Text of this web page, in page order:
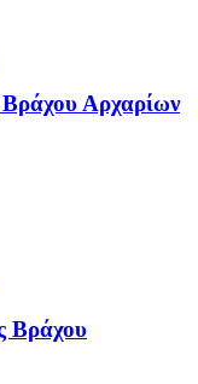
Αρχαρίων
Βράχου